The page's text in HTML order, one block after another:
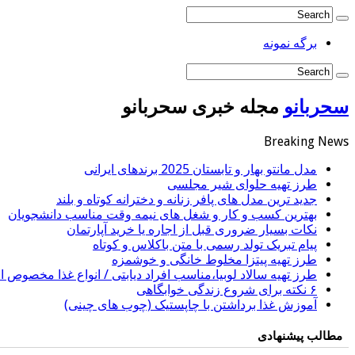
برگه نمونه
سحربانو مجله خبری سحربانو
Breaking News
مدل مانتو بهار و تابستان 2025 برندهای ایرانی
طرز تهیه حلوای شیر مجلسی
جدید ترین مدل های پافر زنانه و دخترانه کوتاه و بلند
بهترین کسب و کار و شغل های نیمه وقت مناسب دانشجویان
نکات بسیار ضروری قبل از اجاره یا خرید آپارتمان
پیام تبریک تولد رسمی با متن باکلاس و کوتاه
طرز تهیه پیتزا مخلوط خانگی و خوشمزه
طرز تهیه سالاد لوبیا،مناسب افراد دیابتی / انواع غذا مخصوص
۶ نکته برای شروع زندگی خوابگاهی
آموزش غذا برداشتن با چاپستیک (چوب های چینی)
مطالب پیشنهادی